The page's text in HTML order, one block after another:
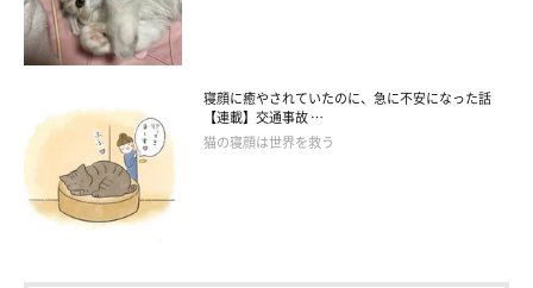
あと数カ月後で1才になる梅ちゃん。どのようなおとなの猫にな
るのか、成長が楽しみですね♪
写真提供・取材協力／Instagram（@umechan211224
※この記事は投稿者さまにご了承をいただいたうえで制作してい
ます。
寝顔に癒やされていたのに、急に不安になった話
【連載】交通事故 …
猫の寝顔は世界を救う